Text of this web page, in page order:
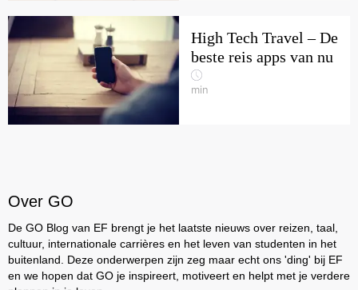
High Tech Travel – De
beste reis apps van nu
min
Over GO
De GO Blog van EF brengt je het laatste nieuws over reizen, taal,
cultuur, internationale carrières en het leven van studenten in het
buitenland. Deze onderwerpen zijn zeg maar echt ons 'ding' bij EF
en we hopen dat GO je inspireert, motiveert en helpt met je verdere